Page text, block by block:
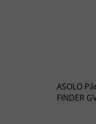
ASOLO
FINDER